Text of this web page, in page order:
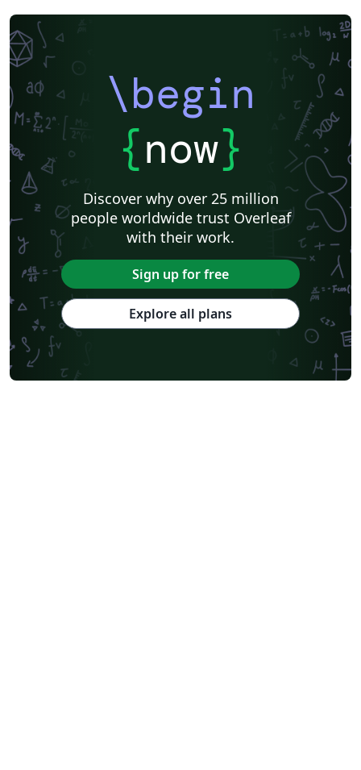
\begin
{now}
Discover why over 25 million
people worldwide trust Overleaf
with their work.
Sign up for free
Explore all plans